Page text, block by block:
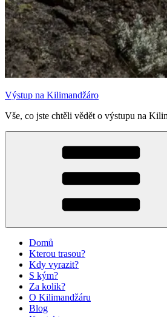
Výstup na Kilimandžáro
Vše, co jste chtěli vědět o výstupu na
Domů
Kterou trasou?
Kdy vyrazit?
S kým?
Za kolik?
O Kilimandžáru
Blog